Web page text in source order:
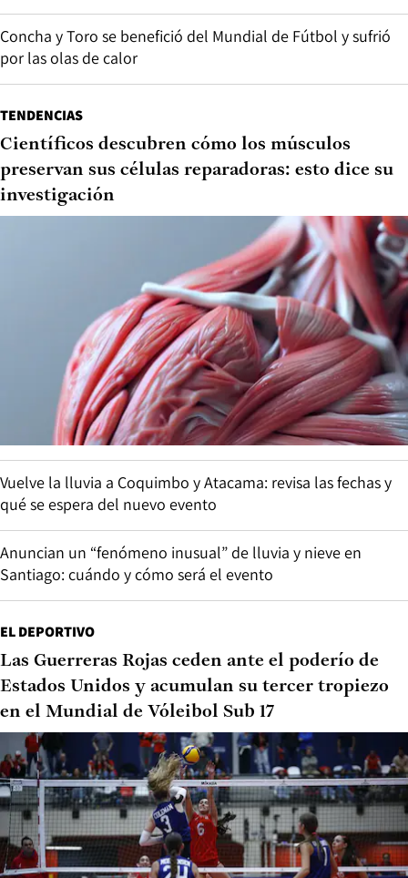
Concha y Toro se benefició del Mundial de Fútbol y sufrió
por las olas de calor
TENDENCIAS
Científicos descubren cómo los músculos
preservan sus células reparadoras: esto dice su
investigación
Vuelve la lluvia a Coquimbo y Atacama: revisa las fechas y
qué se espera del nuevo evento
Anuncian un “fenómeno inusual” de lluvia y nieve en
Santiago: cuándo y cómo será el evento
EL DEPORTIVO
Las Guerreras Rojas ceden ante el poderío de
Estados Unidos y acumulan su tercer tropiezo
en el Mundial de Vóleibol Sub 17